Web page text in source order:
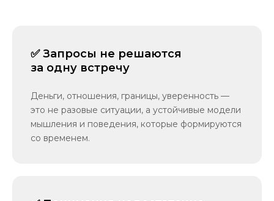
✅ Запросы не решаются
за одну встречу
Деньги, отношения, границы, уверенность —
это не разовые ситуации, а устойчивые модели
мышления и поведения, которые формируются
со временем.